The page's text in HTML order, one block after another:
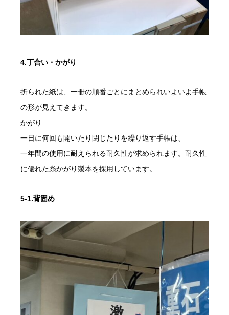
4.丁合い・かがり
折られた紙は、一冊の順番ごとにまとめられいよいよ手帳
の形が見えてきます。
かがり
一日に何回も開いたり閉じたりを繰り返す手帳は、
一年間の使用に耐えられる耐久性が求められます。耐久性
に優れた糸かがり製本を採用しています。
5-1.背固め